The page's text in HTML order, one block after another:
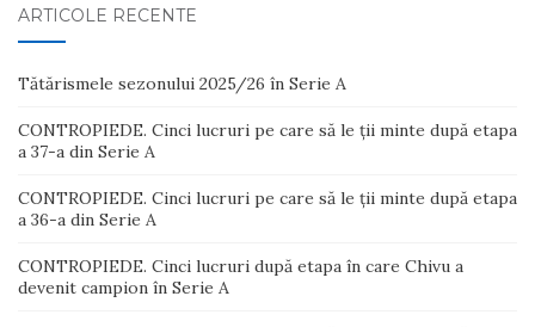
ARTICOLE RECENTE
Tătărismele sezonului 2025/26 în Serie A
CONTROPIEDE. Cinci lucruri pe care să le ții minte după etapa
a 37-a din Serie A
CONTROPIEDE. Cinci lucruri pe care să le ții minte după etapa
a 36-a din Serie A
CONTROPIEDE. Cinci lucruri după etapa în care Chivu a
devenit campion în Serie A